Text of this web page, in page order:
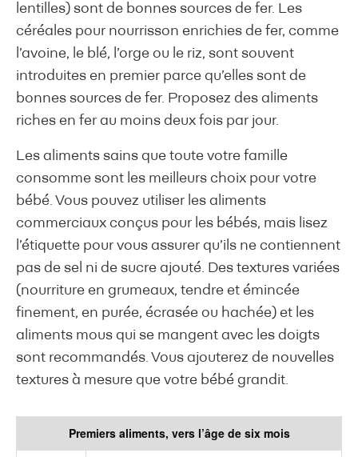
lentilles) sont de bonnes sources de fer. Les
céréales pour nourrisson enrichies de fer, comme
l’avoine, le blé, l’orge ou le riz, sont souvent
introduites en premier parce qu’elles sont de
bonnes sources de fer. Proposez des aliments
riches en fer au moins deux fois par jour.
Les aliments sains que toute votre famille
consomme sont les meilleurs choix pour votre
bébé. Vous pouvez utiliser les aliments
commerciaux conçus pour les bébés, mais lisez
l’étiquette pour vous assurer qu’ils ne contiennent
pas de sel ni de sucre ajouté. Des textures variées
(nourriture en grumeaux, tendre et émincée
finement, en purée, écrasée ou hachée) et les
aliments mous qui se mangent avec les doigts
sont recommandés. Vous ajouterez de nouvelles
textures à mesure que votre bébé grandit.
Premiers aliments, vers l’âge de six mois